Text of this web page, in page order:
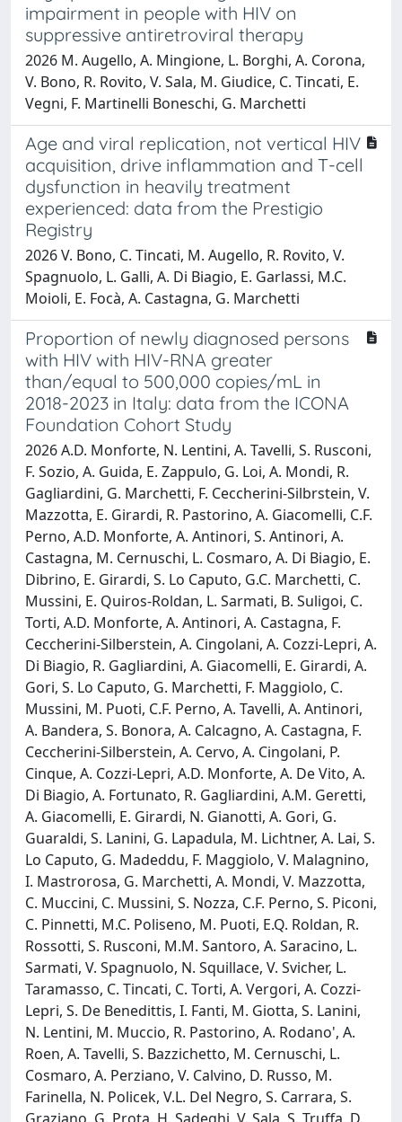
impairment in people with HIV on
suppressive antiretroviral therapy
2026 M. Augello, A. Mingione, L. Borghi, A. Corona,
V. Bono, R. Rovito, V. Sala, M. Giudice, C. Tincati, E.
Vegni, F. Martinelli Boneschi, G. Marchetti
Age and viral replication, not vertical HIV
acquisition, drive inflammation and T-cell
dysfunction in heavily treatment
experienced: data from the Prestigio
Registry
2026 V. Bono, C. Tincati, M. Augello, R. Rovito, V.
Spagnuolo, L. Galli, A. Di Biagio, E. Garlassi, M.C.
Moioli, E. Focà, A. Castagna, G. Marchetti
Proportion of newly diagnosed persons
with HIV with HIV-RNA greater
than/equal to 500,000 copies/mL in
2018-2023 in Italy: data from the ICONA
Foundation Cohort Study
2026 A.D. Monforte, N. Lentini, A. Tavelli, S. Rusconi,
F. Sozio, A. Guida, E. Zappulo, G. Loi, A. Mondi, R.
Gagliardini, G. Marchetti, F. Ceccherini-Silbrstein, V.
Mazzotta, E. Girardi, R. Pastorino, A. Giacomelli, C.F.
Perno, A.D. Monforte, A. Antinori, S. Antinori, A.
Castagna, M. Cernuschi, L. Cosmaro, A. Di Biagio, E.
Dibrino, E. Girardi, S. Lo Caputo, G.C. Marchetti, C.
Mussini, E. Quiros-Roldan, L. Sarmati, B. Suligoi, C.
Torti, A.D. Monforte, A. Antinori, A. Castagna, F.
Ceccherini-Silberstein, A. Cingolani, A. Cozzi-Lepri, A.
Di Biagio, R. Gagliardini, A. Giacomelli, E. Girardi, A.
Gori, S. Lo Caputo, G. Marchetti, F. Maggiolo, C.
Mussini, M. Puoti, C.F. Perno, A. Tavelli, A. Antinori,
A. Bandera, S. Bonora, A. Calcagno, A. Castagna, F.
Ceccherini-Silberstein, A. Cervo, A. Cingolani, P.
Cinque, A. Cozzi-Lepri, A.D. Monforte, A. De Vito, A.
Di Biagio, A. Fortunato, R. Gagliardini, A.M. Geretti,
A. Giacomelli, E. Girardi, N. Gianotti, A. Gori, G.
Guaraldi, S. Lanini, G. Lapadula, M. Lichtner, A. Lai, S.
Lo Caputo, G. Madeddu, F. Maggiolo, V. Malagnino,
I. Mastrorosa, G. Marchetti, A. Mondi, V. Mazzotta,
C. Muccini, C. Mussini, S. Nozza, C.F. Perno, S. Piconi,
C. Pinnetti, M.C. Poliseno, M. Puoti, E.Q. Roldan, R.
Rossotti, S. Rusconi, M.M. Santoro, A. Saracino, L.
Sarmati, V. Spagnuolo, N. Squillace, V. Svicher, L.
Taramasso, C. Tincati, C. Torti, A. Vergori, A. Cozzi-
Lepri, S. De Benedittis, I. Fanti, M. Giotta, S. Lanini,
N. Lentini, M. Muccio, R. Pastorino, A. Rodano', A.
Roen, A. Tavelli, S. Bazzichetto, M. Cernuschi, L.
Cosmaro, A. Perziano, V. Calvino, D. Russo, M.
Farinella, N. Policek, V.L. Del Negro, S. Carrara, S.